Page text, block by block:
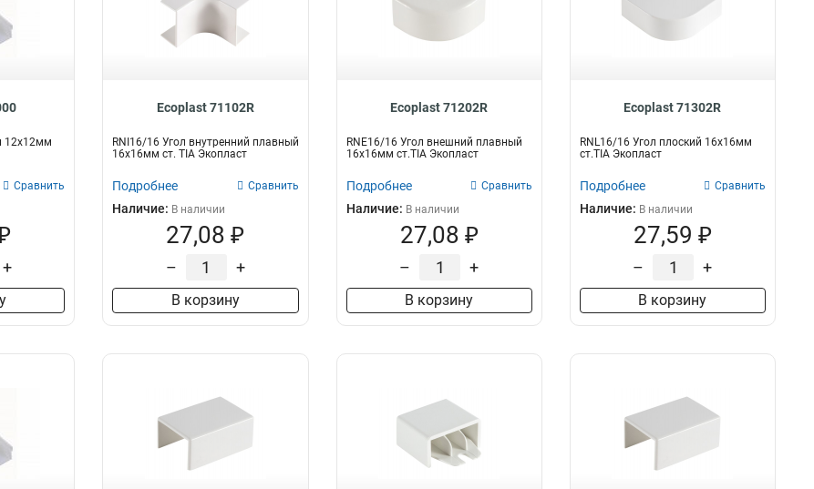
12х12мм
60х60мм
20х12,5мм
75/3х20мм 9
16х16мм 20
40х16мм
25х25мм 25
25х16мм 27
12х12мм
Сравнить
+
Ecoplast 71102R
RNI16/16 Угол внутренний плавный
16х16мм ст. TIA Экопласт
Подробнее Сравнить
Наличие: В наличии
27,08 ₽
– +
В корзину
Ecoplast 71202R
RNE16/16 Угол внешний плавный
16х16мм ст.TIA Экопласт
Подробнее Сравнить
Наличие: В наличии
27,08 ₽
– +
В корзину
Ecoplast 71302R
RNL16/16 Угол плоский 16х16мм
ст.TIA Экопласт
Подробнее Сравнить
Наличие: В наличии
27,59 ₽
– +
В корзину